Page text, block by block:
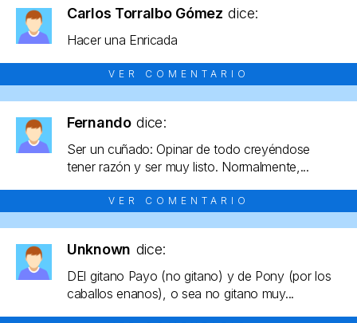
Carlos Torralbo Gómez dice:
Hacer una Enricada
VER COMENTARIO
Fernando dice:
Ser un cuñado: Opinar de todo creyéndose
tener razón y ser muy listo. Normalmente,...
VER COMENTARIO
Unknown dice:
DEl gitano Payo (no gitano) y de Pony (por los
caballos enanos), o sea no gitano muy...